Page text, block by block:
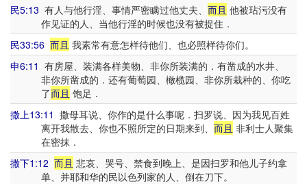
民5:13 有人与他行淫、事情严密瞒过他丈夫、 而且 他被玷污没有
作见证的人、当他行淫的时候也没有被捉住．
民33:56 而且 我素常有意怎样待他们、也必照样待你们。
申6:11 有房屋、装满各样美物、非你所装满的．有凿成的水井、
非你所凿成的．还有葡萄园、橄榄园、非你所栽种的、你吃
了而且 饱足．
撒上13:11 撒母耳说、你作的是什么事呢．扫罗说、因为我见百姓
离开我散去、你也不照所定的日期来到、 而且 非利士人聚集
在密抹．
撒下1:12 而且 悲哀、哭号、禁食到晚上、是因扫罗和他儿子约拿
单、并耶和华的民以色列家的人、倒在刀下。